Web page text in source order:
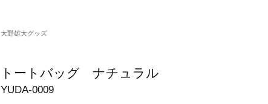
大野雄大グッズ
トートバッグ ナチュラル
YUDA-0009